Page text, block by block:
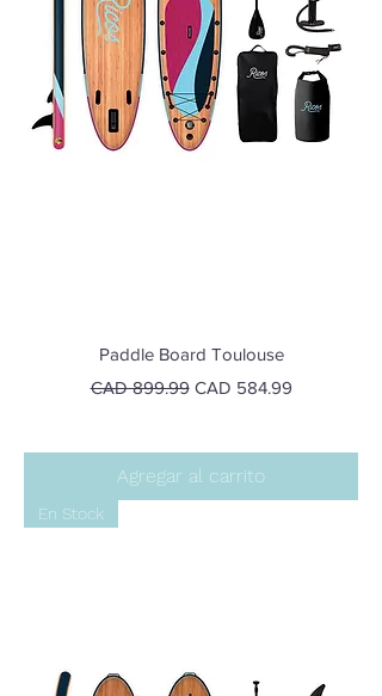
Paddle Board Toulouse
Precio
CAD 899.99 Precio de oferta
CAD 584.99
Agregar al carrito
En Stock